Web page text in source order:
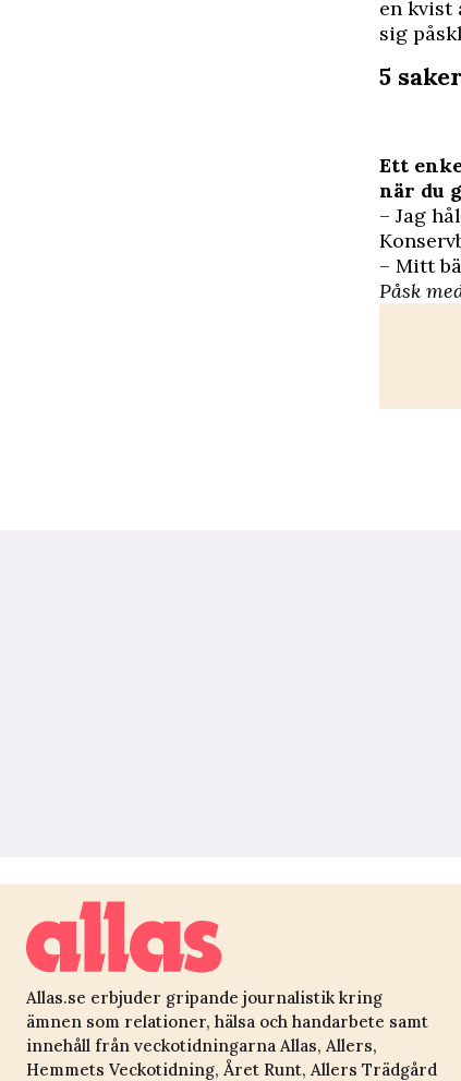
en kvist
sig
5
Ett
när du
– Jag
– Mitt
Påsk
Allas.se erbjuder gripande journalistik kring
ämnen som relationer, hälsa och handarbete samt
innehåll från veckotidningarna Allas, Allers,
Hemmets Veckotidning, Året Runt, Allers Trädgård